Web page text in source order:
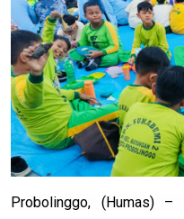
Probolinggo, (Humas) –